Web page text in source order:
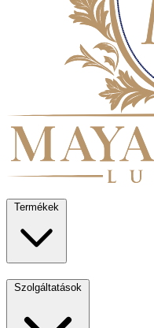
Termékek
Szolgáltatások